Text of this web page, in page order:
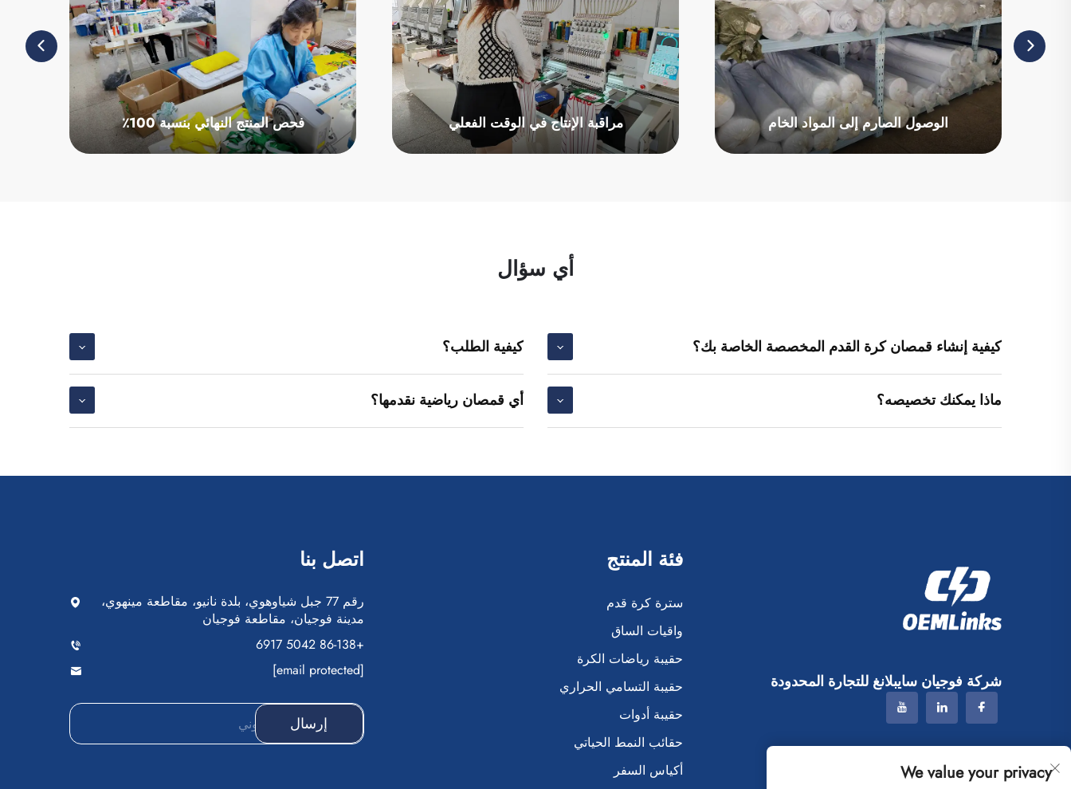
الوصول الصارم إلى المواد الخام مراقبة الإنتاج في الوقت الفعلي فحص المنتج النهائي بنسبة 100٪
أي سؤال
كيفية إنشاء قمصان كرة القدم المخصصة الخاصة بك؟
ماذا يمكنك تخصيصه؟
كيفية الطلب؟
أي قمصان رياضية نقدمها؟
شركة فوجيان سايبلانغ للتجارة المحدودة
فئة المنتج
سترة كرة قدم
واقيات الساق
حقيبة رياضات الكرة
حقيبة التسامي الحراري
حقيبة أدوات
حقائب النمط الحياتي
أكياس السفر
اتصل بنا
رقم 77 جبل شياوهوي، بلدة نانيو، مقاطعة مينهوي،
مدينة فوجيان، مقاطعة فوجيان
+86-138 5042 6917
[email protected]
إرسال
We value your privacy